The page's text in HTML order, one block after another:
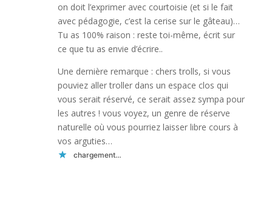
on doit l’exprimer avec courtoisie (et si le fait
avec pédagogie, c’est la cerise sur le gâteau)…
Tu as 100% raison : reste toi-même, écrit sur
ce que tu as envie d’écrire..
Une dernière remarque : chers trolls, si vous
pouviez aller troller dans un espace clos qui
vous serait réservé, ce serait assez sympa pour
les autres ! vous voyez, un genre de réserve
naturelle où vous pourriez laisser libre cours à
vos arguties…
chargement…